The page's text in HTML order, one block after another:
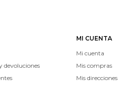
devoluciones
MI CUENTA
Mi cuenta
Mis compras
Mis direcciones